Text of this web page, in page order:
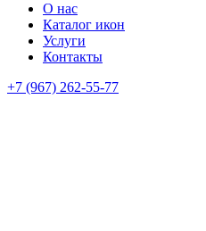
О нас
Каталог икон
Услуги
Контакты
+7 (967) 262-55-77